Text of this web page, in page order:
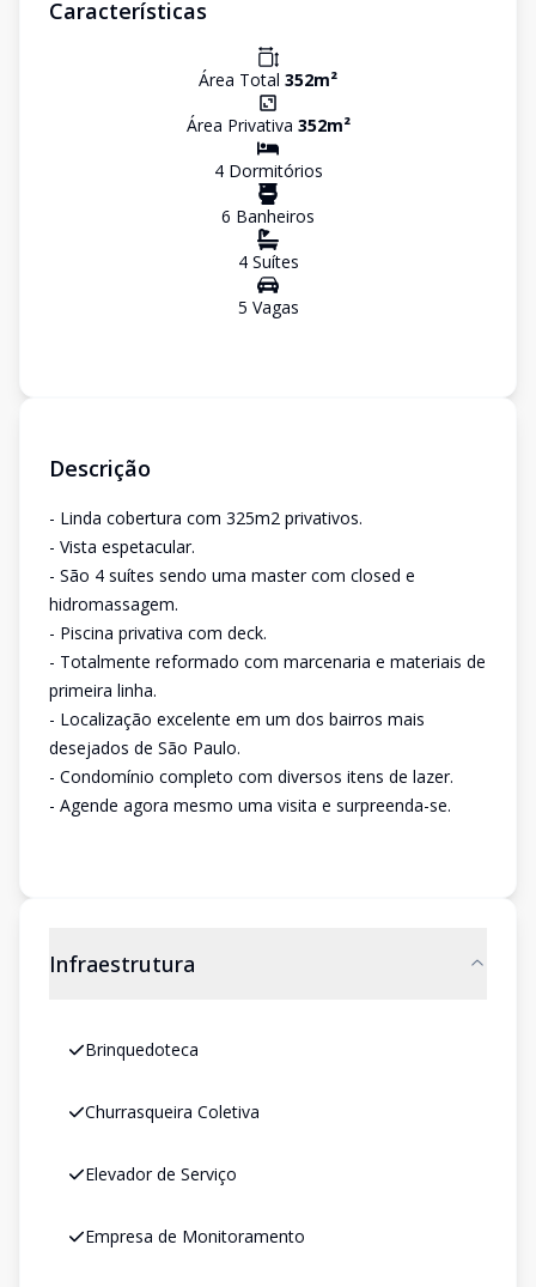
Características
Área Total 352m²
Área Privativa 352m²
4Dormitórios
6 Banheiros
4Suítes
5 Vagas
Descrição
- Linda cobertura com 325m2 privativos.
- Vista espetacular.
- São 4 suítes sendo uma master com closed e
hidromassagem.
- Piscina privativa com deck.
- Totalmente reformado com marcenaria e materiais de
primeira linha.
- Localização excelente em um dos bairros mais
desejados de São Paulo.
- Condomínio completo com diversos itens de lazer.
- Agende agora mesmo uma visita e surpreenda-se.
Infraestrutura
Brinquedoteca
Churrasqueira Coletiva
Elevador de Serviço
Empresa de Monitoramento